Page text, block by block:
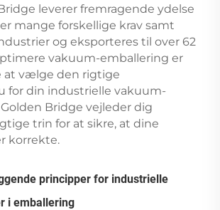
leverer fremragende ydelse
mange forskellige krav samt
og eksporteres til over 62
vakuum-emballering er
at vælge den rigtige
for din industrielle vakuum-
Bridge vejleder dig
trin for at sikre, at dine
korrekte.
principper for industrielle
i emballering